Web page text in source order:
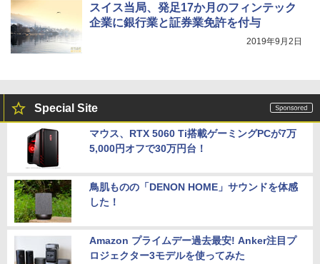
スイス当局、発足17か月のフィンテック
企業に銀行業と証券業免許を付与
2019年9月2日
Special Site
マウス、RTX 5060 Ti搭載ゲーミングPCが7万
5,000円オフで30万円台！
鳥肌ものの「DENON HOME」サウンドを体感
した！
Amazon プライムデー過去最安! Anker注目プ
ロジェクター3モデルを使ってみた